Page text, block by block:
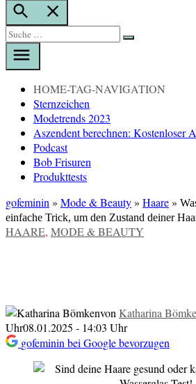
Suche
öffnen
Suche
nach:
Suche
HOME-TAG-NAVIGATION
Sternzeichen
Modetrends 2023
Aszendent berechnen: Kostenloser
Podcast
Bob Frisuren
Produkttests
gofeminin » Mode & Beauty» Haare»
einfache Trick, um den Zustand deiner
VERÖFFENTLICHT
HAARE, MODE & BEAUTY
von Katharina
Uhr08.01.2025 - 14:03 Uhr
gofeminin bei Google bevorzugen